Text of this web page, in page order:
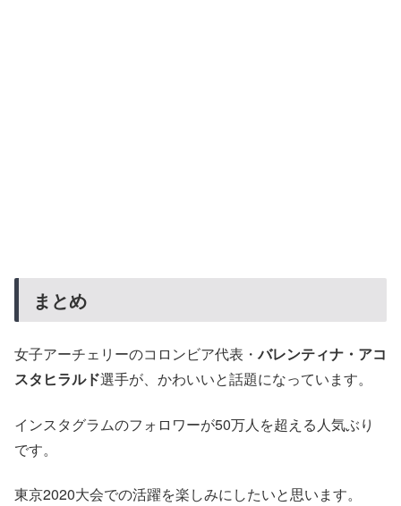
まとめ
女子アーチェリーのコロンビア代表・バレンティナ・アコ
スタヒラルド選手が、かわいいと話題になっています。
インスタグラムのフォロワーが50万人を超える人気ぶり
です。
東京2020大会での活躍を楽しみにしたいと思います。